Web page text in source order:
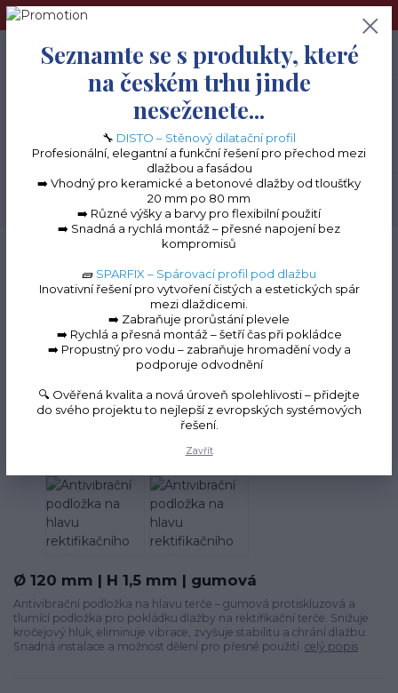
➢Terče pod dlažbu naleznete na e-shopu www.terceshop.cz!➢
+420 605 740 744
0
0 Kč
Terasové profily na terče
Terče pod dlažbu rektifikační / nastavitelné
Antivibrační podložka na
hlavu rektifikačního
terče
Ø 120 mm | H 1,5 mm | gumová
Antivibrační podložka na hlavu terče – gumová protiskluzová a
tlumící podložka pro pokládku dlažby na rektifikační terče. Snižuje
kročejový hluk, eliminuje vibrace, zvyšuje stabilitu a chrání dlažbu.
Snadná instalace a možnost dělení pro přesné použití. celý popis
Seznamte se s produkty, které
na českém trhu jinde
neseženete...
🔧 DISTO – Stěnový dilatační profil
Profesionální, elegantní a funkční řešení pro přechod mezi
dlažbou a fasádou
➡️ Vhodný pro keramické a betonové dlažby od tloušťky
20 mm po 80 mm
➡️ Různé výšky a barvy pro flexibilní použití
➡️ Snadná a rychlá montáž – přesné napojení bez
kompromisů
🧱 SPARFIX – Spárovací profil pod dlažbu
Inovativní řešení pro vytvoření čistých a estetických spár
mezi dlaždicemi.
➡️ Zabraňuje prorůstání plevele
➡️ Rychlá a přesná montáž – šetří čas při pokládce
➡️ Propustný pro vodu – zabraňuje hromadění vody a
podporuje odvodnění
🔍 Ověřená kvalita a nová úroveň spolehlivosti – přidejte
do svého projektu to nejlepší z evropských systémových
řešení.
Zavřít